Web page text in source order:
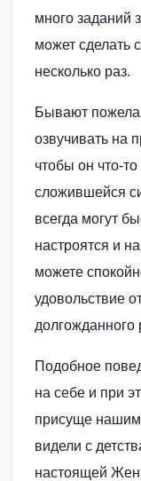
много заданий
может сделать
несколько раз.
Бывают
озвучивать на
чтобы он что-
сложившейся
всегда могут
настроятся и
можете
удовольствие
долгожданного
Подобное
на себе и при
присуще
видели с
настоящей